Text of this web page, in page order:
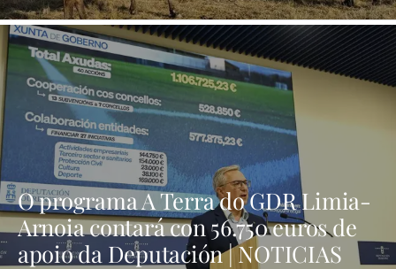
O programa A Terra do GDR Limia-
Arnoia contará con 56.750 euros de
apoio da Deputación | NOTICIAS